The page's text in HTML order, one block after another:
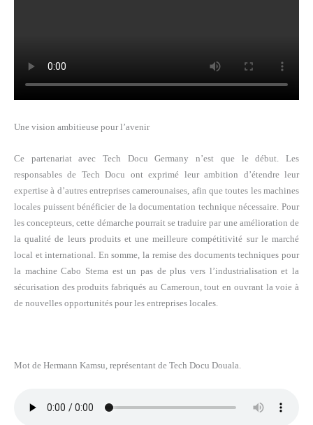
Une vision ambitieuse pour l’avenir
Ce partenariat avec Tech Docu Germany n’est que le début. Les
responsables de Tech Docu ont exprimé leur ambition d’étendre leur
expertise à d’autres entreprises camerounaises, afin que toutes les machines
locales puissent bénéficier de la documentation technique nécessaire. Pour
les concepteurs, cette démarche pourrait se traduire par une amélioration de
la qualité de leurs produits et une meilleure compétitivité sur le marché
local et international. En somme, la remise des documents techniques pour
la machine Cabo Stema est un pas de plus vers l’industrialisation et la
sécurisation des produits fabriqués au Cameroun, tout en ouvrant la voie à
de nouvelles opportunités pour les entreprises locales.
Mot de Hermann Kamsu, représentant de Tech Docu Douala.